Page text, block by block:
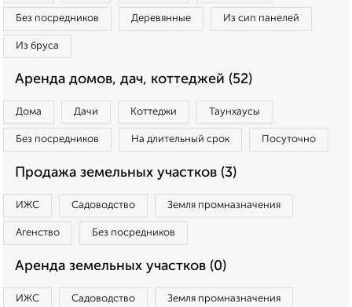
Без посредников Деревянные Из сип панелей
Из бруса
Аренда домов, дач, коттеджей (52)
Дома Дачи Коттеджи Таунхаусы
Без посредников На длительный срок Посуточно
Продажа земельных участков (3)
ИЖС Садоводство Земля промназначения
Агенство Без посредников
Аренда земельных участков (0)
ИЖС Садоводство Земля промназначения